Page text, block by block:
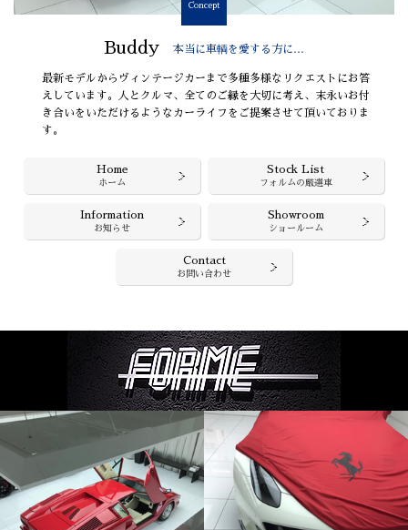
Concept
Buddy 本当に車輌を愛する方に…
最新モデルからヴィンテージカーまで多種多様なリクエストにお答
えしています。人とクルマ、全てのご縁を大切に考え、末永いお付
き合いをいただけるようなカーライフをご提案させて頂いておりま
す。
Home
ホーム
Stock List
フォルムの厳選車
Information
お知らせ
Showroom
ショールーム
Contact
お問い合わせ